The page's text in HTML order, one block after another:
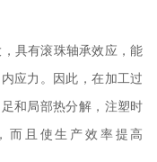
具有滚珠轴承效应，能
应力。因此，在加工过
和局部热分解，注塑时
而且使生产效率提高